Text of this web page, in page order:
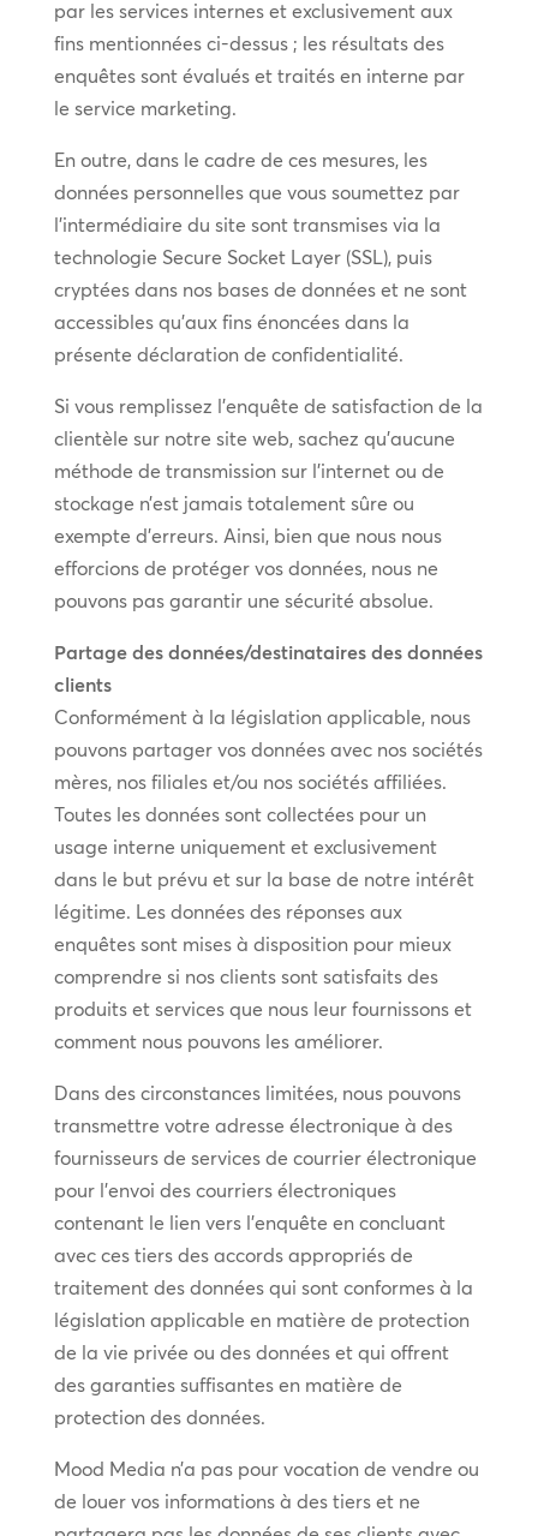
par les services internes et exclusivement aux
fins mentionnées ci-dessus ; les résultats des
enquêtes sont évalués et traités en interne par
le service marketing.
En outre, dans le cadre de ces mesures, les
données personnelles que vous soumettez par
l’intermédiaire du site sont transmises via la
technologie Secure Socket Layer (SSL), puis
cryptées dans nos bases de données et ne sont
accessibles qu’aux fins énoncées dans la
présente déclaration de confidentialité.
Si vous remplissez l’enquête de satisfaction de la
clientèle sur notre site web, sachez qu’aucune
méthode de transmission sur l’internet ou de
stockage n’est jamais totalement sûre ou
exempte d’erreurs. Ainsi, bien que nous nous
efforcions de protéger vos données, nous ne
pouvons pas garantir une sécurité absolue.
Partage des données/destinataires des données
clients
Conformément à la législation applicable, nous
pouvons partager vos données avec nos sociétés
mères, nos filiales et/ou nos sociétés affiliées.
Toutes les données sont collectées pour un
usage interne uniquement et exclusivement
dans le but prévu et sur la base de notre intérêt
légitime. Les données des réponses aux
enquêtes sont mises à disposition pour mieux
comprendre si nos clients sont satisfaits des
produits et services que nous leur fournissons et
comment nous pouvons les améliorer.
Dans des circonstances limitées, nous pouvons
transmettre votre adresse électronique à des
fournisseurs de services de courrier électronique
pour l’envoi des courriers électroniques
contenant le lien vers l’enquête en concluant
avec ces tiers des accords appropriés de
traitement des données qui sont conformes à la
législation applicable en matière de protection
de la vie privée ou des données et qui offrent
des garanties suffisantes en matière de
protection des données.
Mood Media n’a pas pour vocation de vendre ou
de louer vos informations à des tiers et ne